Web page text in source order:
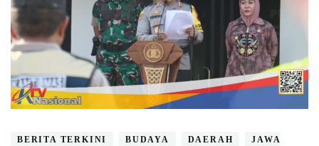
BERITA TERKINI BUDAYA DAERAH
JAWA